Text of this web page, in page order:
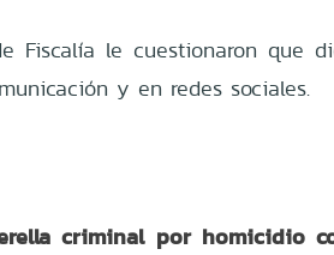
Fiscalía le cuestionaron que
y en redes sociales.
criminal por homicidio